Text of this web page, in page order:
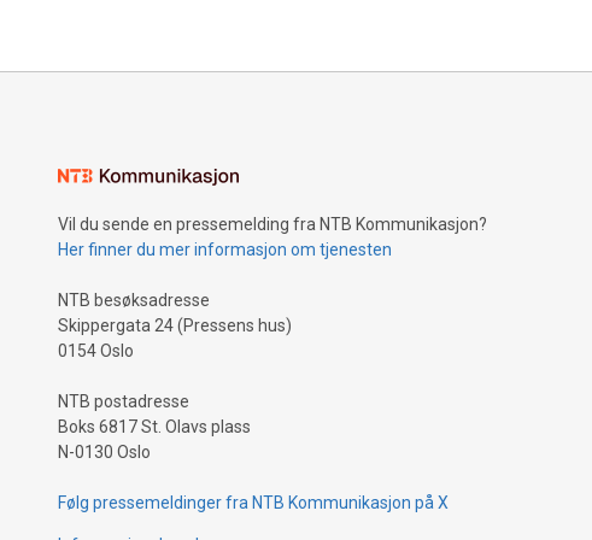
Vil du sende en pressemelding fra NTB Kommunikasjon?
Her finner du mer informasjon om tjenesten
NTB besøksadresse
Skippergata 24 (Pressens hus)
0154 Oslo
NTB postadresse
Boks 6817 St. Olavs plass
N-0130 Oslo
Følg pressemeldinger fra NTB Kommunikasjon på X